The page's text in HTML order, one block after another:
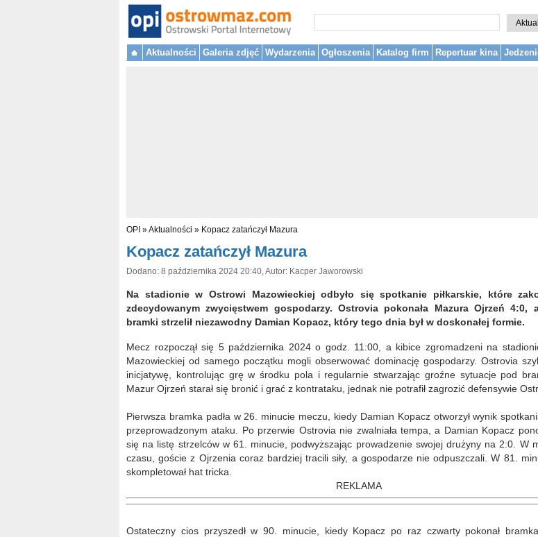
Aktualności Galeria zdjęć Wydarzenia Ogłoszenia Katalog firm Repertuar kina
OPI »Aktualności » Kopacz zatańczył Mazura
Kopacz zatańczył Mazura
Dodano: 8 października 2024 20:40, Autor: Kacper Jaworowski
Na stadionie w Ostrowi Mazowieckiej odbyło się spotkanie piłkarskie, które
zdecydowanym zwycięstwem gospodarzy. Ostrovia pokonała Mazura Ojrzeń 4:0,
bramki strzelił niezawodny Damian Kopacz, który tego dnia był w doskonałej formie.
Mecz rozpoczął się 5 października 2024 o godz. 11:00, a kibice zgromadzeni na
Mazowieckiej od samego początku mogli obserwować dominację gospodarzy. Ostrovia
inicjatywę, kontrolując grę w środku pola i regularnie stwarzając groźne sytuacje pod
Mazur Ojrzeń starał się bronić i grać z kontrataku, jednak nie potrafił zagrozić defensywie
Pierwsza bramka padła w 26. minucie meczu, kiedy Damian Kopacz otworzył wynik
przeprowadzonym ataku. Po przerwie Ostrovia nie zwalniała tempa, a Damian Kopacz
się na listę strzelców w 61. minucie, podwyższając prowadzenie swojej drużyny na 2:0. W
czasu, goście z Ojrzenia coraz bardziej tracili siły, a gospodarze nie odpuszczali. W 81.
skompletował hat tricka.
REKLAMA
Ostateczny cios przyszedł w 90. minucie, kiedy Kopacz po raz czwarty pokonał